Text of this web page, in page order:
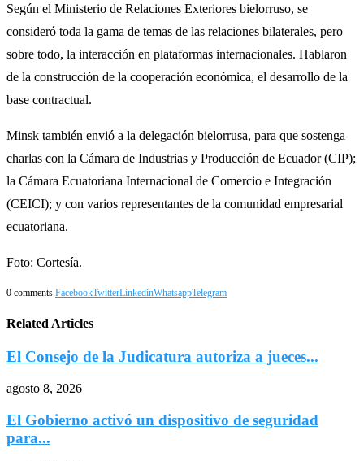
Según el Ministerio de Relaciones Exteriores bielorruso, se
consideró toda la gama de temas de las relaciones bilaterales, pero
sobre todo, la interacción en plataformas internacionales. Hablaron
de la construcción de la cooperación económica, el desarrollo de la
base contractual.
Minsk también envió a la delegación bielorrusa, para que sostenga
charlas con la Cámara de Industrias y Producción de Ecuador (CIP);
la Cámara Ecuatoriana Internacional de Comercio e Integración
(CEICI); y con varios representantes de la comunidad empresarial
ecuatoriana.
Foto: Cortesía.
0 comments FacebookTwitterLinkedinWhatsappTelegram
Related Articles
El Consejo de la Judicatura autoriza a jueces...
agosto 8, 2026
El Gobierno activó un dispositivo de seguridad
para...